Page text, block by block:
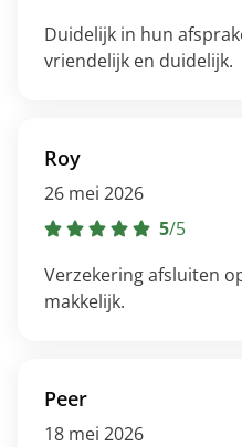
Duidelijk in hun
vriendelijk en duidelijk.
Roy
26 mei 2026
5/5
Verzekering afsluiten
makkelijk.
Peer
18 mei 2026